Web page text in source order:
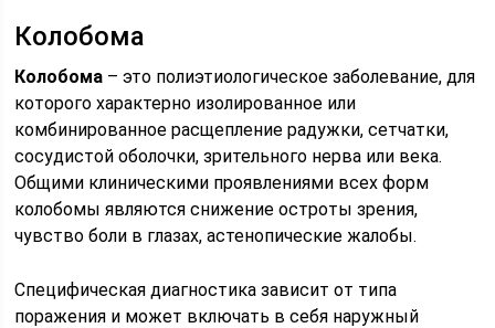
Колобома
Колобома – это полиэтиологическое заболевание, для
которого характерно изолированное или
комбинированное расщепление радужки, сетчатки,
сосудистой оболочки, зрительного нерва или века.
Общими клиническими проявлениями всех форм
колобомы являются снижение остроты зрения,
чувство боли в глазах, астенопические жалобы.
Специфическая диагностика зависит от типа
поражения и может включать в себя наружный